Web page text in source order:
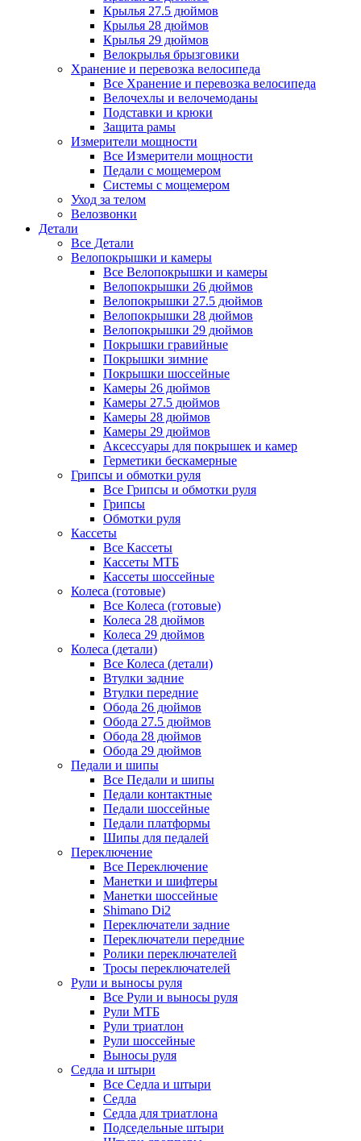
Крылья 27.5 дюймов
Крылья 28 дюймов
Крылья 29 дюймов
Велокрылья брызговики
Хранение и перевозка велосипеда
Все Хранение и перевозка велосипеда
Велочехлы и велочемоданы
Подставки и крюки
Защита рамы
Измерители мощности
Все Измерители мощности
Педали с мощемером
Системы с мощемером
Уход за телом
Велозвонки
Детали
Все Детали
Велопокрышки и камеры
Все Велопокрышки и камеры
Велопокрышки 26 дюймов
Велопокрышки 27.5 дюймов
Велопокрышки 28 дюймов
Велопокрышки 29 дюймов
Покрышки гравийные
Покрышки зимние
Покрышки шоссейные
Камеры 26 дюймов
Камеры 27.5 дюймов
Камеры 28 дюймов
Камеры 29 дюймов
Аксессуары для покрышек и камер
Герметики бескамерные
Грипсы и обмотки руля
Все Грипсы и обмотки руля
Грипсы
Обмотки руля
Кассеты
Все Кассеты
Кассеты МТБ
Кассеты шоссейные
Колеса (готовые)
Все Колеса (готовые)
Колеса 28 дюймов
Колеса 29 дюймов
Колеса (детали)
Все Колеса (детали)
Втулки задние
Втулки передние
Обода 26 дюймов
Обода 27.5 дюймов
Обода 28 дюймов
Обода 29 дюймов
Педали и шипы
Все Педали и шипы
Педали контактные
Педали шоссейные
Педали платформы
Шипы для педалей
Переключение
Все Переключение
Манетки и шифтеры
Манетки шоссейные
Shimano Di2
Переключатели задние
Переключатели передние
Ролики переключателей
Тросы переключателей
Рули и выносы руля
Все Рули и выносы руля
Рули МТБ
Рули триатлон
Рули шоссейные
Выносы руля
Седла и штыри
Все Седла и штыри
Седла
Седла для триатлона
Подседельные штыри